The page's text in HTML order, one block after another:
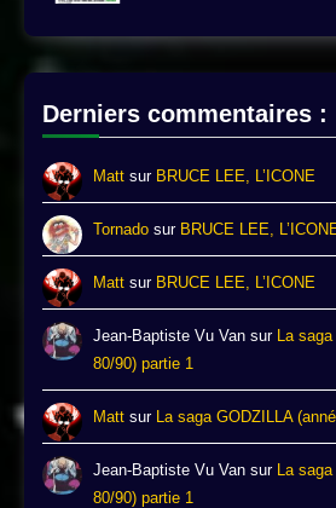
Derniers commentaires :
Matt sur BRUCE LEE, L’ICONE
Tornado sur BRUCE LEE,
Matt sur BRUCE LEE, L’ICONE
Jean-Baptiste Vu Van sur
La
80/90) partie 1
Matt sur La saga GODZILLA
Jean-Baptiste Vu Van sur
La
80/90) partie 1